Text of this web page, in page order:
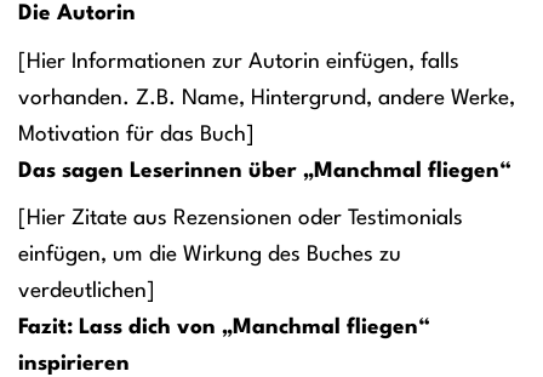
Die Autorin
[Hier Informationen zur Autorin einfügen, falls
vorhanden. Z.B. Name, Hintergrund, andere Werke,
Motivation für das Buch]
Das sagen Leserinnen über „Manchmal fliegen“
[Hier Zitate aus Rezensionen oder Testimonials
einfügen, um die Wirkung des Buches zu
verdeutlichen]
Fazit: Lass dich von „Manchmal fliegen“
inspirieren